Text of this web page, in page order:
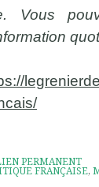
Vous
PERMANENT
FRANÇAISE,